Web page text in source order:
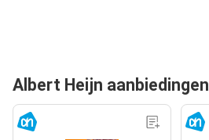
Albert Heijn aanbiedingen